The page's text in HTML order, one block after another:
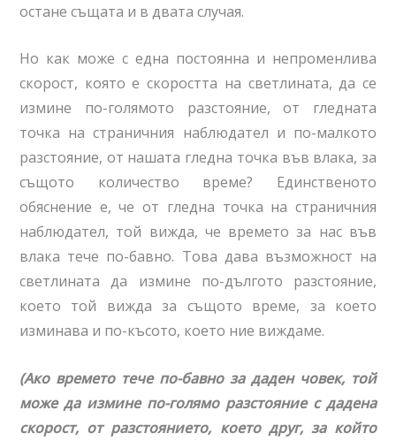
остане същата и в двата случая.
Но как може с една постоянна и непроменлива
скорост, която е скоростта на светлината, да се
измине по-голямото разстояние, от гледната
точка на страничния наблюдател и по-малкото
разстояние, от нашата гледна точка във влака, за
същото количество време? Единственото
обяснение е, че от гледна точка на страничния
наблюдател, той вижда, че времето за нас във
влака тече по-бавно. Това дава възможност на
светлината да измине по-дългото разстояние,
което той вижда за същото време, за което
изминава и по-късото, което ние виждаме.
(Ако времето тече по-бавно за даден човек, той
може да измине по-голямо разстояние с дадена
скорост, от разстоянието, което друг, за който